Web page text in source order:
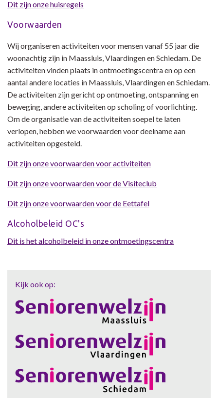
Dit zijn onze huisregels
Voorwaarden
Wij organiseren activiteiten voor mensen vanaf 55 jaar die
woonachtig zijn in Maassluis, Vlaardingen en Schiedam. De
activiteiten vinden plaats in ontmoetingscentra en op een
aantal andere locaties in Maassluis, Vlaardingen en Schiedam.
De activiteiten zijn gericht op ontmoeting, ontspanning en
beweging, andere activiteiten op scholing of voorlichting.
Om de organisatie van de activiteiten soepel te laten
verlopen, hebben we voorwaarden voor deelname aan
activiteiten opgesteld.
Dit zijn onze voorwaarden voor activiteiten
Dit zijn onze voorwaarden voor de Visiteclub
Dit zijn onze voorwaarden voor de Eettafel
Alcoholbeleid OC's
Dit is het alcoholbeleid in onze ontmoetingscentra
Kijk ook op: